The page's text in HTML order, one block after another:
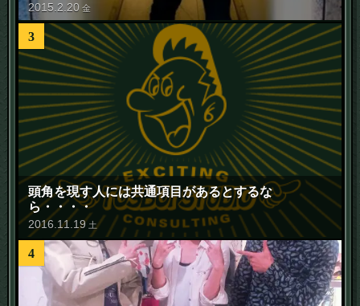
2015 2 20 金
3
頭角を現す人には共通項目があるとするな
ら・・・・
2016.11.19 土
4